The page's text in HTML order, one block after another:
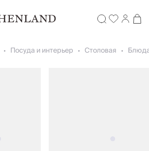
Посуда и интерьер Столовая